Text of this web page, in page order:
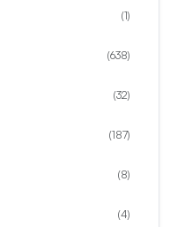
(1)
(638)
(32)
(187)
(8)
(4)